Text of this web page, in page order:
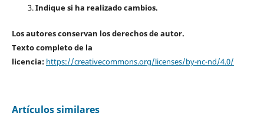
Indique si ha realizado cambios.
Los autores conservan los derechos de autor.
Texto completo de la
licencia: https://creativecommons.org/licenses/by-nc-nd/4.0/
Artículos similares